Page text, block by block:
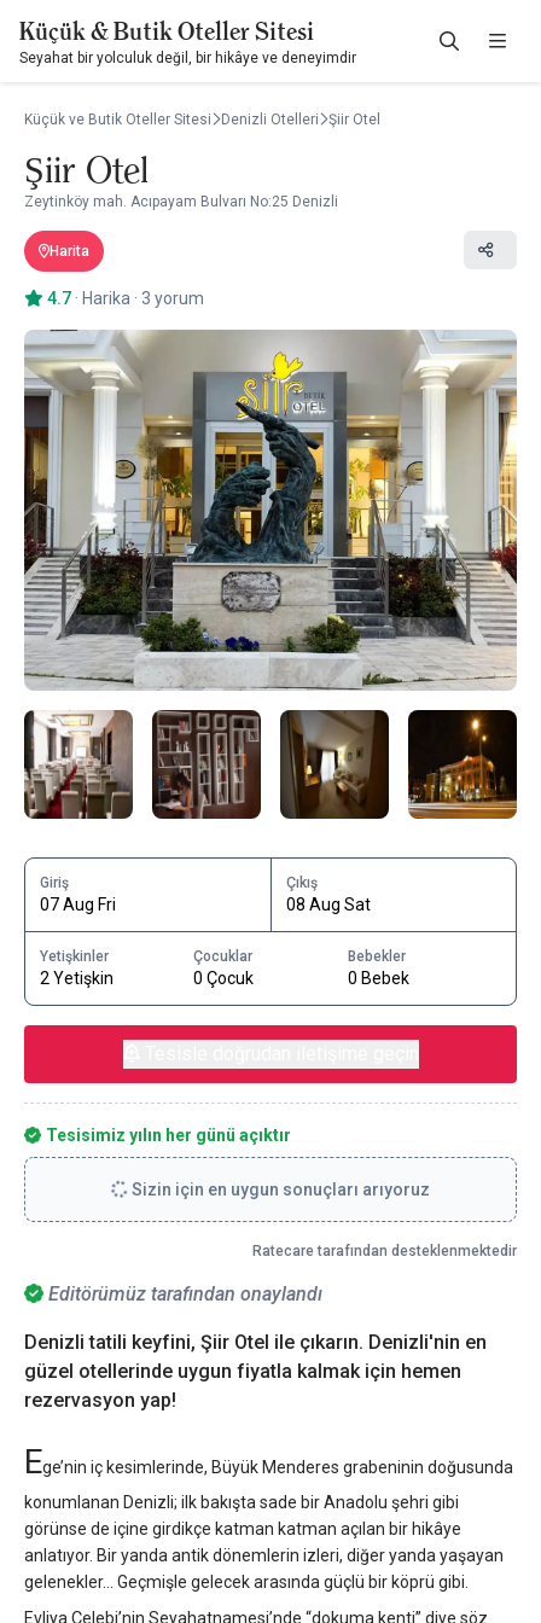
Küçük & Butik Oteller Sitesi
Seyahat bir yolculuk değil, bir hikâye ve deneyimdir
Küçük ve Butik Oteller Sitesi Denizli Otelleri Şiir Otel
Şiir Otel
Zeytinköy mah. Acıpayam Bulvarı No:25 Denizli
Harita
4.7 · Harika · 3 yorum
Editörümüz tarafından onaylandı
Denizli tatili keyfini, Şiir Otel ile çıkarın. Denizli'nin en
güzel otellerinde uygun fiyatla kalmak için hemen
rezervasyon yap!
Ege’nin iç kesimlerinde, Büyük Menderes grabeninin doğusunda
konumlanan Denizli; ilk bakışta sade bir Anadolu şehri gibi
görünse de içine girdikçe katman katman açılan bir hikâye
anlatıyor. Bir yanda antik dönemlerin izleri, diğer yanda yaşayan
gelenekler… Geçmişle gelecek arasında güçlü bir köprü gibi.
Evliya Çelebi’nin Seyahatnamesi’nde “dokuma kenti” diye söz
Giriş
07 Aug Fri
Çıkış
08 Aug Sat
Yetişkinler
2 Yetişkin
Çocuklar
0 Çocuk
Bebekler
0 Bebek
Tesisimiz yılın her günü açıktır
Sizin için en uygun sonuçları arıyoruz
Ratecare tarafından desteklenmektedir